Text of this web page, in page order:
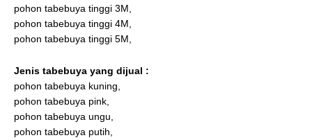
pohon tabebuya tinggi 3M,
pohon tabebuya tinggi 4M,
pohon tabebuya tinggi 5M,
Jenis tabebuya yang dijual :
pohon tabebuya kuning,
pohon tabebuya pink,
pohon tabebuya ungu,
pohon tabebuya putih,